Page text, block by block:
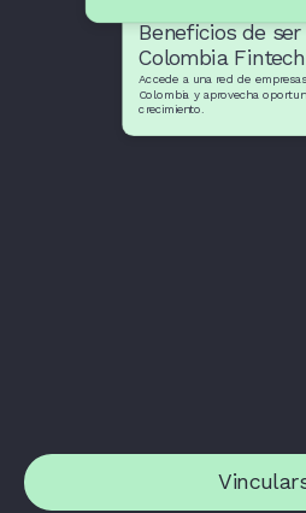
Beneficios de
Colombia Fintech
Accede a una red de
Colombia y aprovecha
crecimiento.